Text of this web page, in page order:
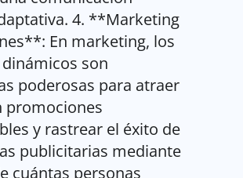
4. **Marketing
En marketing, los
son
poderosas para atraer
promociones
y rastrear el éxito de
publicitarias mediante
cuántas personas